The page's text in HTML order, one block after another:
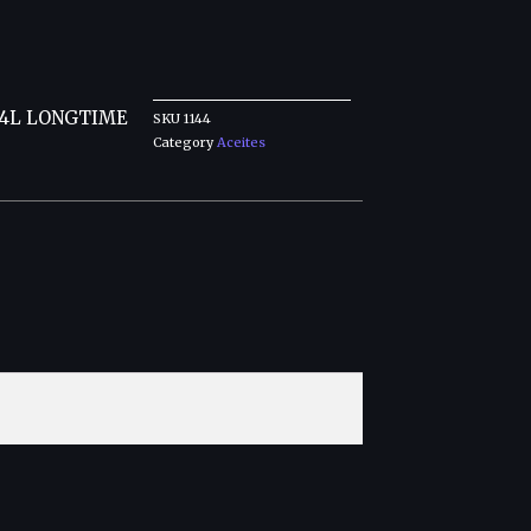
LONGTIME SKU 1144
Category Aceites